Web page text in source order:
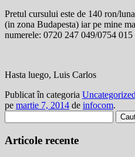
Pretul cursului este de 140 ron/
(in zona Budapesta) iar pe mine
numerele: 0720 247 049/0754 015
Hasta luego, Luis Carlos
Publicat în categoria Uncategorized
pe martie 7, 2014 de infocom.
după:
Articole recente